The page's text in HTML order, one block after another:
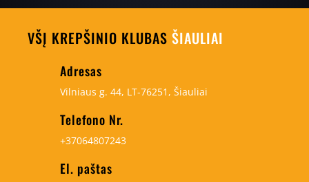
VŠĮ KREPŠINIO KLUBAS ŠIAULIAI
Adresas
Vilniaus g. 44, LT-76251, Šiauliai
Telefono Nr.
+37064807243
El. paštas